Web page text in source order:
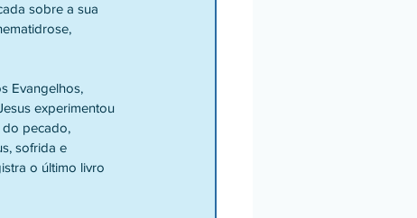
sobre a sua
Evangelhos,
experimentou
do pecado,
sofrida e
o último livro